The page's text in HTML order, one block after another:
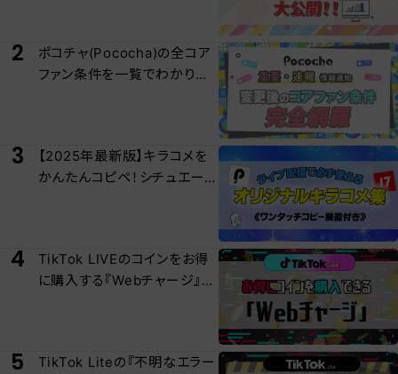
2
ポコチャ(Pococha)の全コア
ファン条件を一覧でわかりや
3
【2025年最新版】キラコメを
かんたんコピペ！シチュエー
4
TikTok LIVEのコインをお得
に購入する『Webチャージ』に
5
TikTok Liteの『不明なエラー